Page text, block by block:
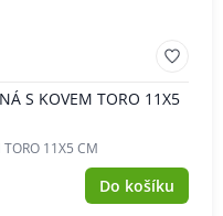
S KOVEM TORO 11X5
TORO 11X5 CM
Do košíku